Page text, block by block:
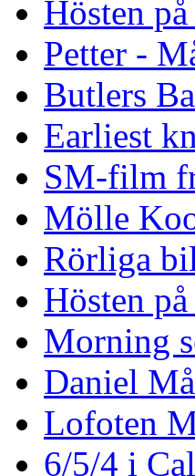
Hösten
Petter -
Butlers
Earliest
SM-film
Mölle
Rörliga
Hösten
Morning
Daniel
Lofoten
6/5/4 i